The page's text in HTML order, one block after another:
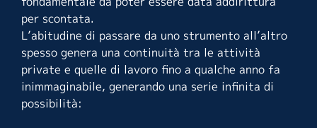
per scontata.
L’abitudine di passare da uno strumento all’altro
spesso genera una continuità tra le attività
private e quelle di lavoro fino a qualche anno fa
inimmaginabile, generando una serie infinita di
possibilità: